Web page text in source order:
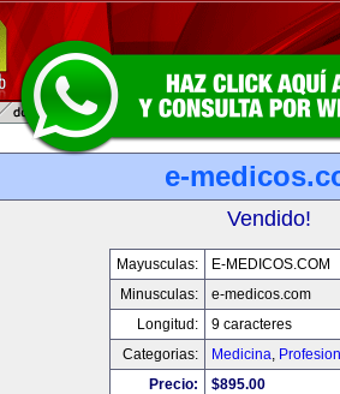
e-
Vendido!
Mayusculas:
E-MEDICOS.COM
Minusculas:
e-medicos.com
Longitud:
9 caracteres
Categorias:
Medicina,
Precio:
$895.00